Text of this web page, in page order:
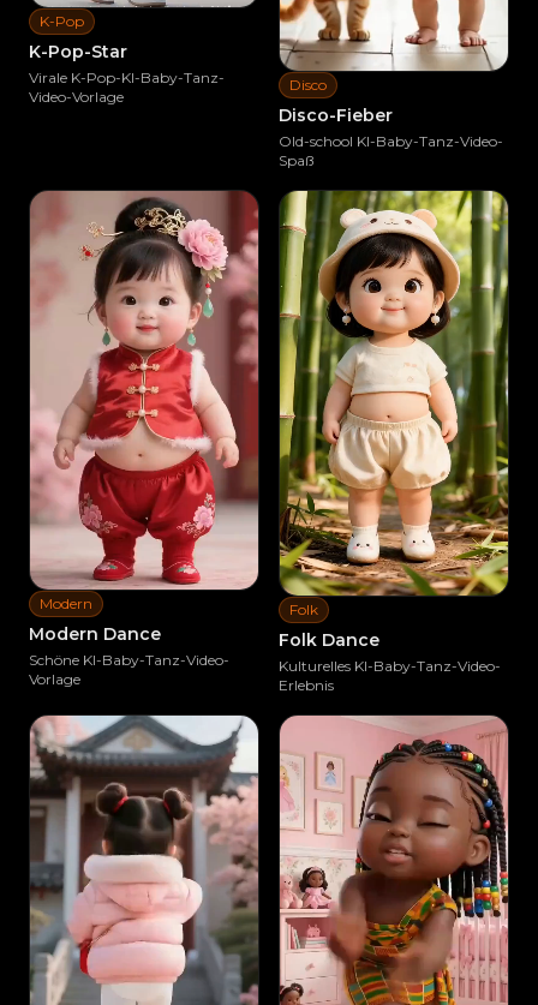
K-Pop
K-Pop-Star
Virale K-Pop-KI-Baby-Tanz-
Video-Vorlage
Disco
Disco-Fieber
Old-school KI-Baby-Tanz-Video-
Spaß
Modern
Modern Dance
Schöne KI-Baby-Tanz-Video-
Vorlage
Folk
Folk Dance
Kulturelles KI-Baby-Tanz-Video-
Erlebnis